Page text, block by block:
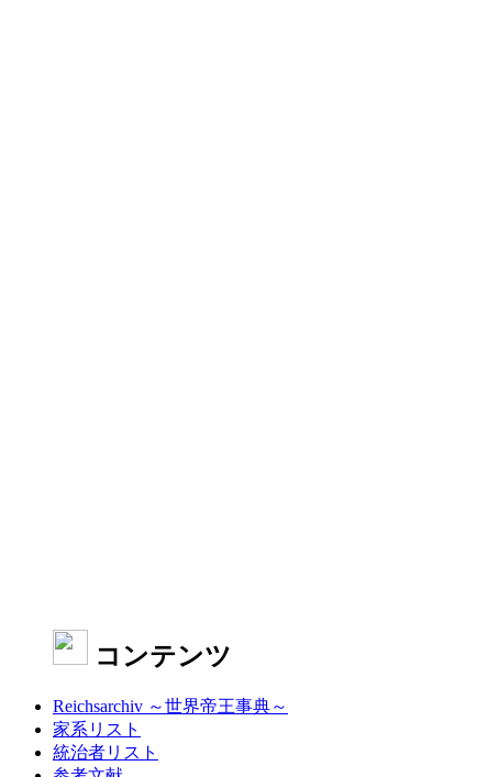
コンテンツ
Reichsarchiv ～世界帝王事典～
家系リスト
統治者リスト